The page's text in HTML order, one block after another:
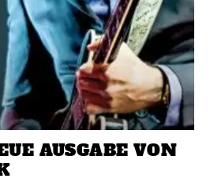
AUSGABE VON